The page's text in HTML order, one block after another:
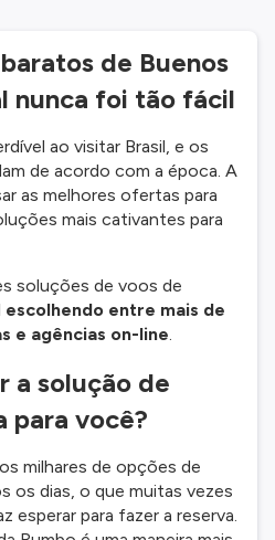
de Buenos
nunca foi tão fácil
ao visitar Brasil, e os
de acordo com a época. A
as melhores ofertas para
mais cativantes para
soluções de voos de
escolhendo entre mais de
e agências on-line.
a solução de
para você?
milhares de opções de
os dias, o que muitas vezes
esperar para fazer a reserva.